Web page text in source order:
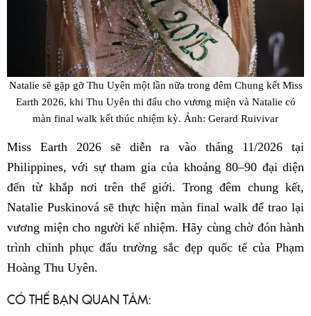
Natalie sẽ gặp gỡ Thu Uyên một lần nữa trong đêm Chung kết Miss
Earth 2026, khi Thu Uyên thi đấu cho vương miện và Natalie có
màn final walk kết thúc nhiệm kỳ. Ảnh: Gerard Ruivivar
Miss Earth 2026 sẽ diễn ra vào tháng 11/2026 tại
Philippines, với sự tham gia của khoảng 80–90 đại diện
đến từ khắp nơi trên thế giới. Trong đêm chung kết,
Natalie Puskinová sẽ thực hiện màn final walk để trao lại
vương miện cho người kế nhiệm. Hãy cùng chờ đón hành
trình chinh phục đấu trường sắc đẹp quốc tế của Phạm
Hoàng Thu Uyên.
CÓ THỂ BẠN QUAN TÂM: